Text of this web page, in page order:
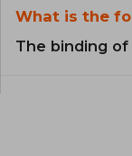
What is the
The binding